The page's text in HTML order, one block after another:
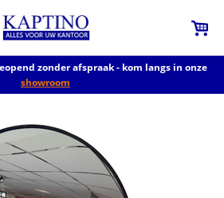
zonder afspraak - kom langs in onze
showroom